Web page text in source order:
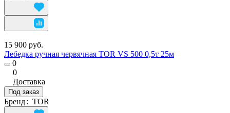
15 900 руб.
Лебедка ручная червячная TOR VS 500 0,5т 25м
0
0
Доставка
Под заказ
Бренд: TOR